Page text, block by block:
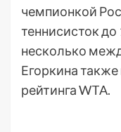
чемпионкой
теннисисток до
несколько
Егоркина
рейтинга WTA.